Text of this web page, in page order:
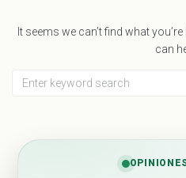
It seems we can’t find what
can